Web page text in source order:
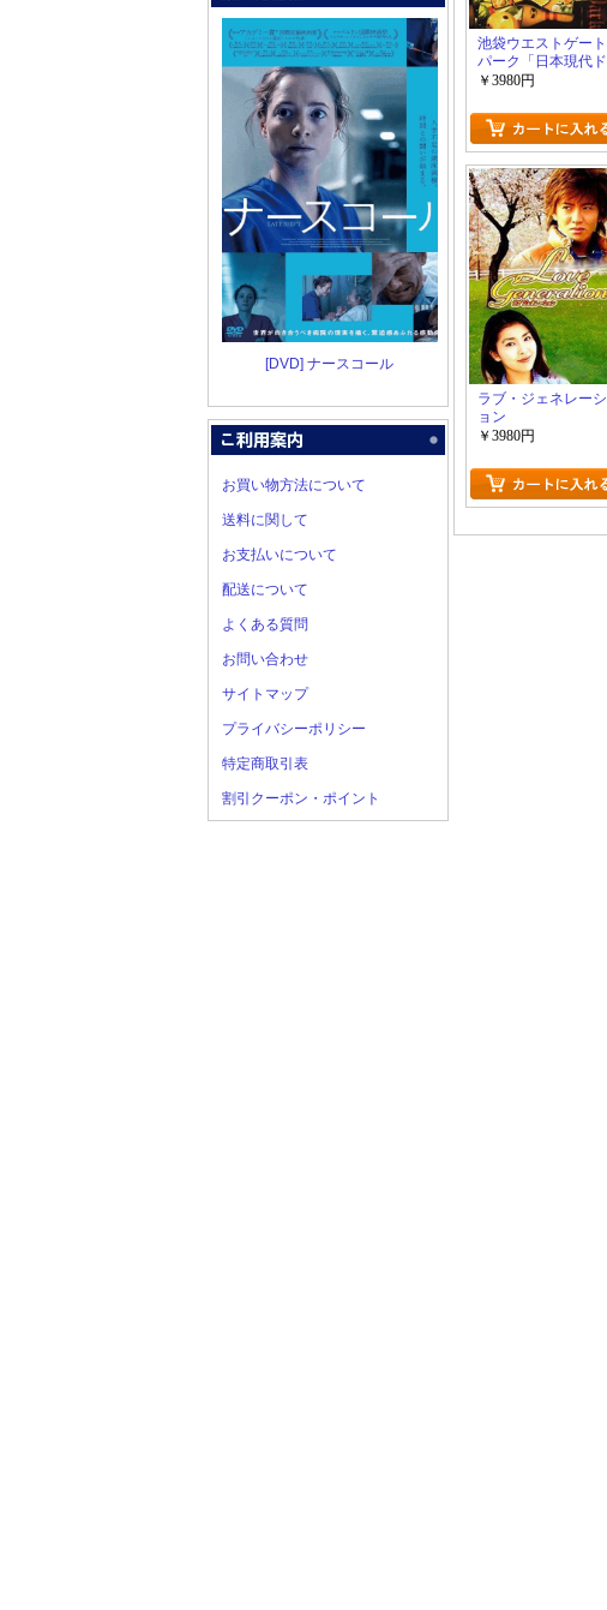
[DVD] ナースコール
お買い物方法について
送料に関して
お支払いについて
配送について
よくある質問
お問い合わせ
サイトマップ
プライバシーポリシー
特定商取引表
割引クーポン・ポイント
池袋ウエストゲート
パーク「日本現代ド
ラマ」
￥3980円
ラブ・ジェネレーシ
ョン
￥3980円